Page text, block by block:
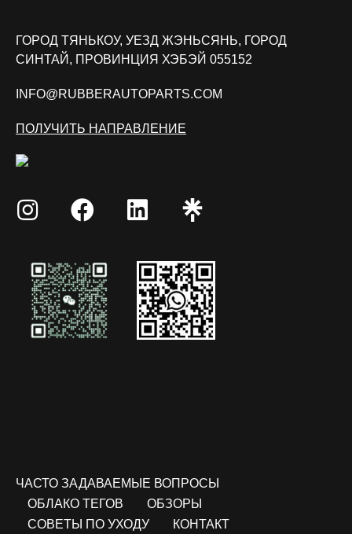
ГОРОД ТЯНЬКОУ, УЕЗД ЖЭНЬСЯНЬ, ГОРОД
СИНТАЙ, ПРОВИНЦИЯ ХЭБЭЙ 055152
INFO@RUBBERAUTOPARTS.COM
ПОЛУЧИТЬ НАПРАВЛЕНИЕ
ЧАСТО ЗАДАВАЕМЫЕ ВОПРОСЫ
ОБЛАКО ТЕГОВ
ОБЗОРЫ
СОВЕТЫ ПО УХОДУ
КОНТАКТ